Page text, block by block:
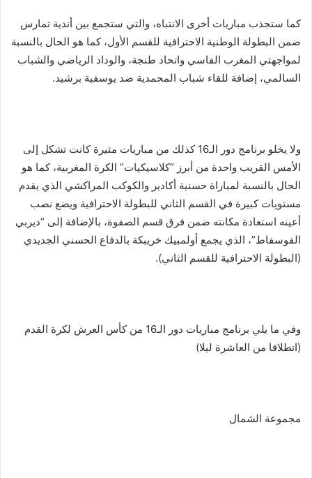
كما ستجذب مباريات أخرى الانتباه، والتي ستجمع بين أندية تمارس
ضمن البطولة الوطنية الاحترافية للقسم الأول، كما هو الحال بالنسبة
لمواجهتي المغرب الفاسي واتحاد طنجة، والوداد الرياضي والشباب
السالمي، إضافة للقاء شباب المحمدية ضد يوسفية برشيد.
ولا يخلو برنامج دور الـ16 كذلك من مباريات مثيرة كانت تشكل إلى
الأمس القريب واحدة من أبرز “كلاسيكيات” الكرة المغربية، كما هو
الحال بالنسبة لمباراة حسنية أكادير والكوكب المراكشي الذي يقدم
مستويات كبيرة في القسم الثاني للبطولة الاحترافية ويضع نصب
أعينه استعادة مكانته ضمن فرق قسم الصفوة، بالإضافة إلى “ديربي
الفوسفاط”، الذي يجمع أولمبيك خريبكة بالدفاع الحسني الجديدي
(البطولة الاحترافية للقسم الثاني).
وفي ما يلي برنامج مباريات دور الـ16 من كأس العرش لكرة القدم
(انطلاقا من العاشرة ليلا)
مجموعة الشمال